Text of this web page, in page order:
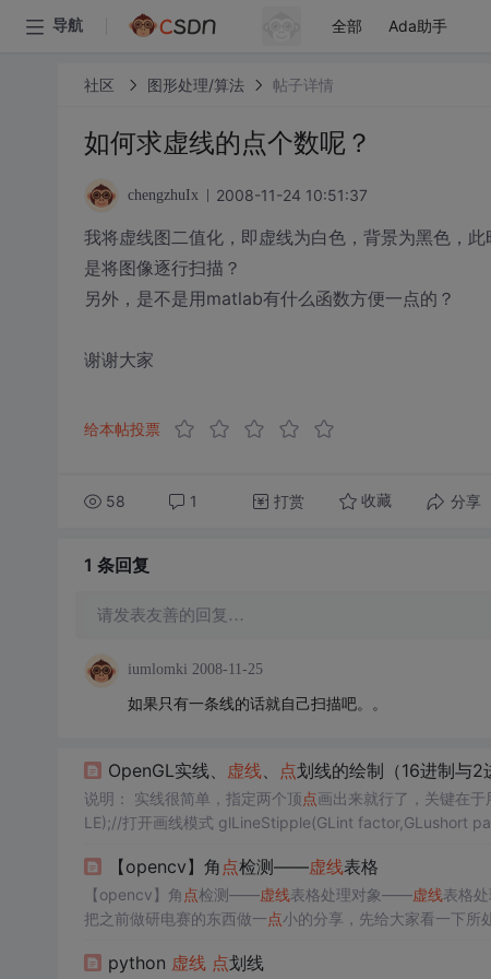
导航 全部 Ada助手
社区 图形处理/算法 帖子详情
如何求虚线的点个数呢？
chengzhuIx 2008-11-24 10:51:37
我将虚线图二值化，即虚线为白色，背景为黑色，
是将图像逐行扫描？
另外，是不是用matlab有什么函数方便一点的？
谢谢大家
给本帖投票
58 1 打赏 收藏 分享
1 条回复
请发表友善的回复…
iumlomki 2008-11-25
如果只有一条线的话就自己扫描吧。。
OpenGL实线、 虚线、 点划线的绘制（16进制与2
说明： 实线很简单，指定两个顶点画出来就行了，关键在于
LE);//打开画线模式 glLineStipple(GLint factor,GLushort
【opencv】角 点检测——虚线表格
【opencv】角 点检测——虚线表格处理对象——虚线表格
把之前做研电赛的东西做一点小的分享，先给大家看一下所
python 虚线 点划线